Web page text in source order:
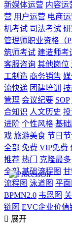
新媒体运营 内容运
营 用户运营 电商
机考试 司法考试
管理师职业资格（
筑师考试 建造师考
客服咨询 其他岗位
工制造 商务销售
流快递 团建培训
管理 会议纪要 SOP
合知识 人文历史
进阶 个性风格 基
戏 旅游美食 节日
全部 免费 VIP免费
推荐 热门 克隆最多
全部 基础流程图 甘
流程图 泳道图 平面
BPMN2.0 韦恩图
链图 EVC企业价值
 展开